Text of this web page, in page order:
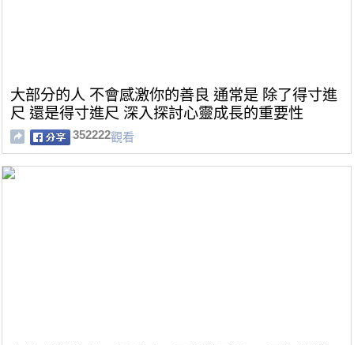
大部分的人 不會感激你的善良 通常是 除了得寸進
尺 還是得寸進尺 深入探討心靈成長的重要性
352222觀看